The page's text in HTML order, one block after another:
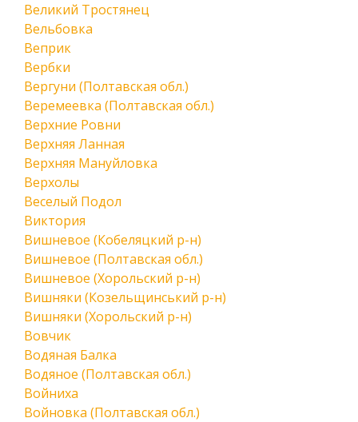
Великий Тростянец
Вельбовка
Веприк
Вербки
Вергуни (Полтавская обл.)
Веремеевка (Полтавская обл.)
Верхние Ровни
Верхняя Ланная
Верхняя Мануйловка
Верхолы
Веселый Подол
Виктория
Вишневое (Кобеляцкий р-н)
Вишневое (Полтавская обл.)
Вишневое (Хорольский р-н)
Вишняки (Козельщинський р-н)
Вишняки (Хорольский р-н)
Вовчик
Водяная Балка
Водяное (Полтавская обл.)
Войниха
Войновка (Полтавская обл.)